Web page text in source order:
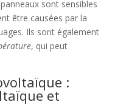
sont sensibles
être causées par la
Ils sont également
, qui peut
:
et